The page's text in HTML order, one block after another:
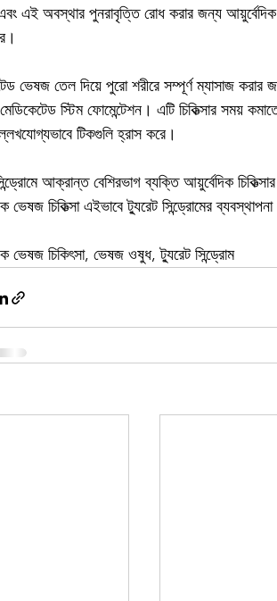
এই অবস্থার পুনরাবৃত্তি রোধ করার জন্য
ভেষজ তেল দিয়ে পুরো শরীরে সম্পূর্ণ ম্যাসাজ করার
স্টিম ফোমেন্টেশন। এটি চিকিত্সার সময়
টিকগুলি হ্রাস করে।
আক্রান্ত বেশিরভাগ ব্যক্তি আয়ুর্বেদিক
ভেষজ চিকিত্সা এইভাবে ট্যুরেট সিন্ড্রোমের
ভেষজ চিকিৎসা, ভেষজ ওষুধ, ট্যুরেট সিন্ড্রোম